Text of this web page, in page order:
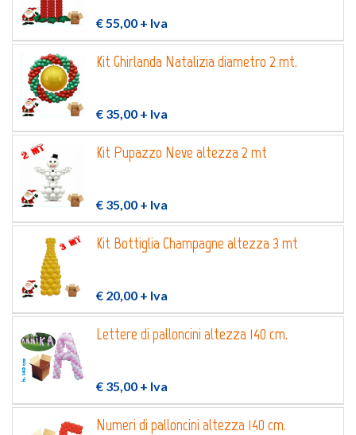
€ 55,00 + Iva
Kit Ghirlanda Natalizia diametro 2 mt.
€ 35,00 + Iva
Kit Pupazzo Neve altezza 2 mt
€ 35,00 + Iva
Kit Bottiglia Champagne altezza 3 mt
€ 20,00 + Iva
Lettere di palloncini altezza 140 cm.
€ 35,00 + Iva
Numeri di palloncini altezza 140 cm.